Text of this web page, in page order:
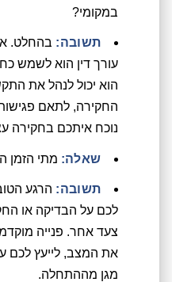
במקומי?
תשובה: בהחלט.
עורך דין הוא לשמש
הוא יכול לנהל את
החקירה, לתאם
נוכח איתכם בחקירה
שאלה: מתי הזמן
תשובה: הרגע
לכם על הבדיקה או
צעד אחר. פנייה
את המצב, לייעץ לכם
מגן מההתחלה.